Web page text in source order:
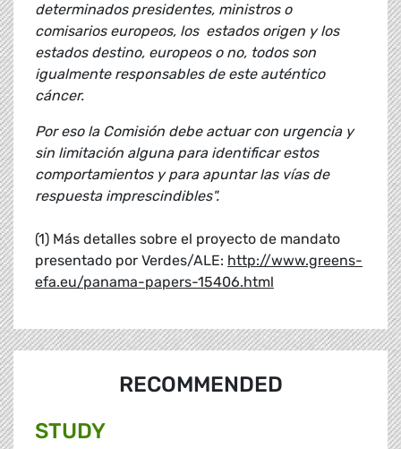
determinados presidentes, ministros o
comisarios europeos, los estados origen y los
estados destino, europeos o no, todos son
igualmente responsables de este auténtico
cáncer.
Por eso la Comisión debe actuar con urgencia y
sin limitación alguna para identificar estos
comportamientos y para apuntar las vías de
respuesta imprescindibles".
(1) Más detalles sobre el proyecto de mandato
presentado por Verdes/ALE: http://www.greens-
efa.eu/panama-papers-15406.html
RECOMMENDED
STUDY